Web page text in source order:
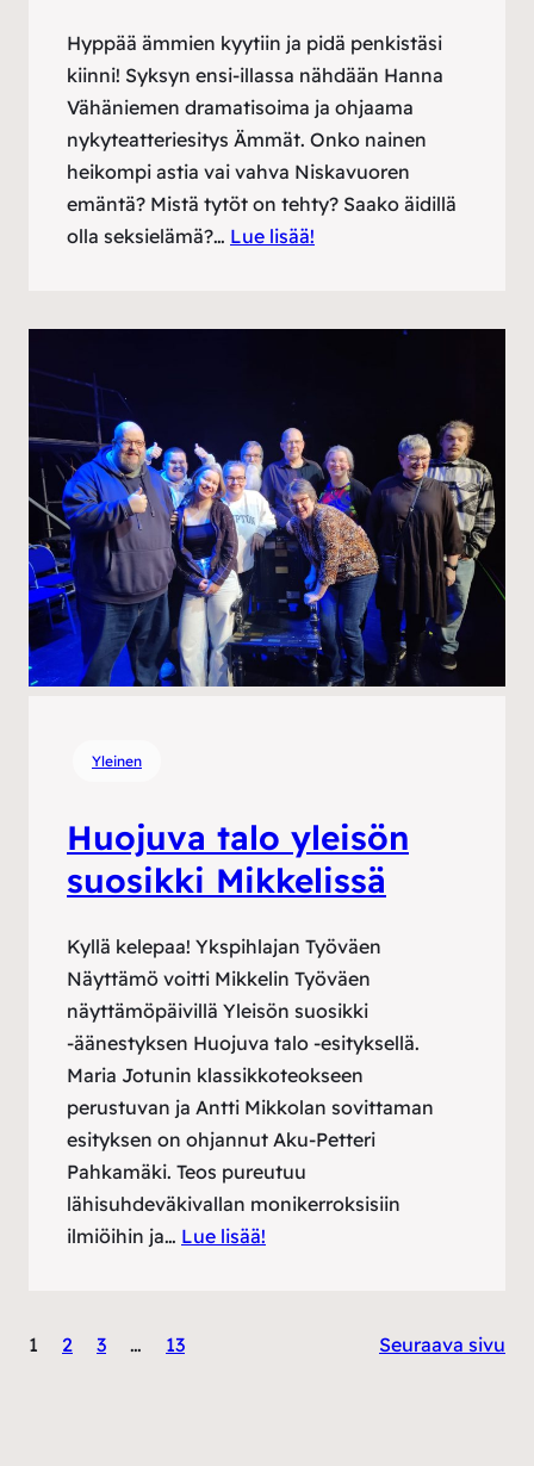
Hyppää ämmien kyytiin ja pidä penkistäsi
kiinni! Syksyn ensi-illassa nähdään Hanna
Vähäniemen dramatisoima ja ohjaama
nykyteatteriesitys Ämmät. Onko nainen
heikompi astia vai vahva Niskavuoren
emäntä? Mistä tytöt on tehty? Saako äidillä
olla seksielämä?… Lue lisää!
Yleinen
Huojuva talo yleisön
suosikki Mikkelissä
Kyllä kelepaa! Ykspihlajan Työväen
Näyttämö voitti Mikkelin Työväen
näyttämöpäivillä Yleisön suosikki
-äänestyksen Huojuva talo -esityksellä.
Maria Jotunin klassikkoteokseen
perustuvan ja Antti Mikkolan sovittaman
esityksen on ohjannut Aku-Petteri
Pahkamäki. Teos pureutuu
lähisuhdeväkivallan monikerroksisiin
ilmiöihin ja… Lue lisää!
1 2 3 … 13 Seuraava sivu